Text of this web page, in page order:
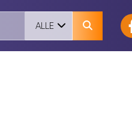
ALLE